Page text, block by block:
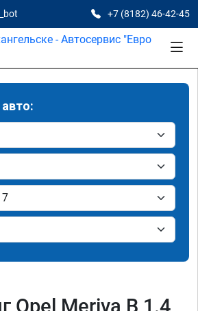
+7 (8182) 46-42-45
Opel Meriva B 1.4